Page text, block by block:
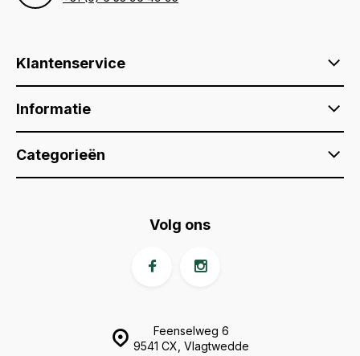
Klantenservice
Informatie
Categorieën
Feenselweg 6
9541 CX, Vlagtwedde
Volg ons